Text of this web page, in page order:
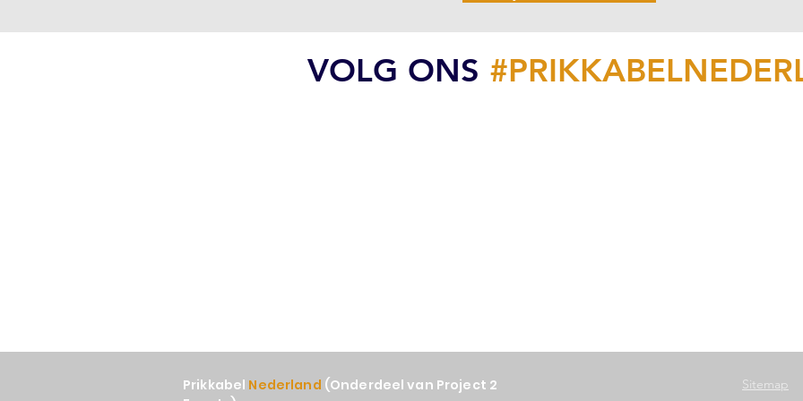
VOLG ONS
Prikkabel Nederland (Onderdeel van Project 2
Sitemap